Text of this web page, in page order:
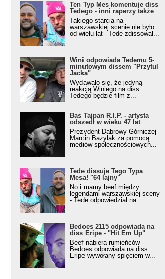
Ten Typ Mes komentuje diss
Tedego - inni raperzy także
Takiego starcia na
warszawskiej scenie nie było
od wielu lat - Tede zdissował...
Wini odpowiada Tedemu 5-
minutowym dissem "Przytul
Jacka"
Wydawało się, że jedyną
reakcją Winiego na diss
Tedego będzie film z...
Bas Tajpan R.I.P. - artysta
odszedł w wieku 47 lat
Prezydent Dąbrowy Górniczej
Marcin Bazylak za pomocą
mediów społecznościowych...
Tede dissuje Tego Typa
Mesa! "64 lajny"
No i mamy beef między
legendami warszawskiej sceny
- Tede odpowiedział na...
Bedoes 2115 odpowiada na
diss Eripe - "Hit Em Up"
Beef nabiera rumieńców -
Bedoes odpowiada na diss
Eripe wywołany spięciem w...